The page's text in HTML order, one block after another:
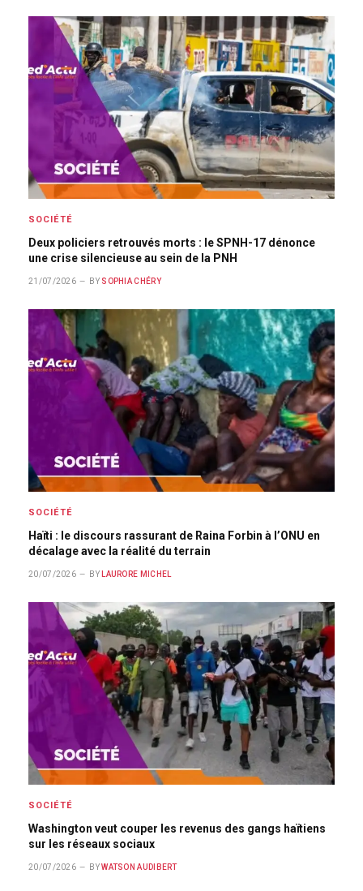
SOCIÉTÉ
Deux policiers retrouvés morts : le SPNH-17 dénonce
une crise silencieuse au sein de la PNH
21/07/2026 BY SOPHIA CHÉRY
SOCIÉTÉ
Haïti : le discours rassurant de Raina Forbin à l’ONU en
décalage avec la réalité du terrain
20/07/2026 BY LAURORE MICHEL
SOCIÉTÉ
Washington veut couper les revenus des gangs haïtiens
sur les réseaux sociaux
20/07/2026 BY WATSON AUDIBERT